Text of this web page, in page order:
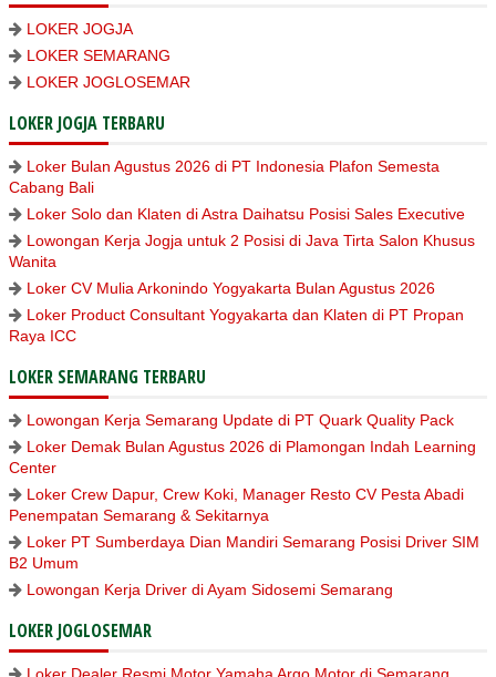
LOKER JOGJA
LOKER SEMARANG
LOKER JOGLOSEMAR
LOKER JOGJA TERBARU
Loker Bulan Agustus 2026 di PT Indonesia Plafon Semesta
Cabang Bali
Loker Solo dan Klaten di Astra Daihatsu Posisi Sales Executive
Lowongan Kerja Jogja untuk 2 Posisi di Java Tirta Salon Khusus
Wanita
Loker CV Mulia Arkonindo Yogyakarta Bulan Agustus 2026
Loker Product Consultant Yogyakarta dan Klaten di PT Propan
Raya ICC
LOKER SEMARANG TERBARU
Lowongan Kerja Semarang Update di PT Quark Quality Pack
Loker Demak Bulan Agustus 2026 di Plamongan Indah Learning
Center
Loker Crew Dapur, Crew Koki, Manager Resto CV Pesta Abadi
Penempatan Semarang & Sekitarnya
Loker PT Sumberdaya Dian Mandiri Semarang Posisi Driver SIM
B2 Umum
Lowongan Kerja Driver di Ayam Sidosemi Semarang
LOKER JOGLOSEMAR